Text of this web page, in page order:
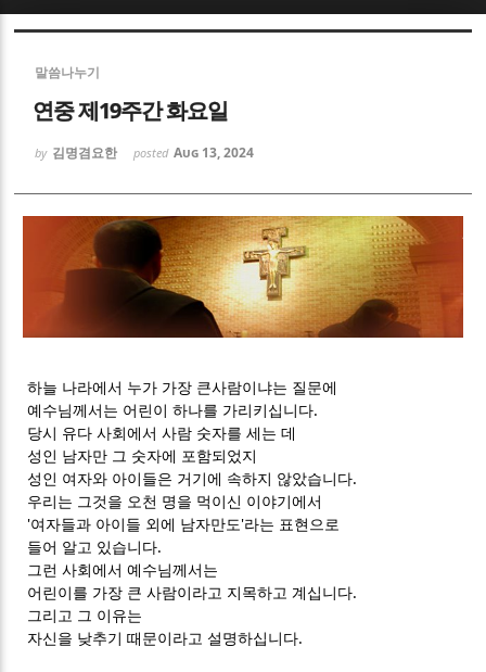
말씀나누기
연중 제19주간 화요일
by 김명겸요한 posted Aug 13, 2024
하늘 나라에서 누가 가장 큰사람이냐는 질문에
예수님께서는 어린이 하나를 가리키십니다.
당시 유다 사회에서 사람 숫자를 세는 데
성인 남자만 그 숫자에 포함되었지
성인 여자와 아이들은 거기에 속하지 않았습니다.
우리는 그것을 오천 명을 먹이신 이야기에서
'여자들과 아이들 외에 남자만도'라는 표현으로
들어 알고 있습니다.
그런 사회에서 예수님께서는
어린이를 가장 큰 사람이라고 지목하고 계십니다.
그리고 그 이유는
자신을 낮추기 때문이라고 설명하십니다.
Sketchbook5, 스케치북5
Sketchbook5, 스케치북5
Sketchbook5, 스케치북5
Sketchbook5, 스케치북5